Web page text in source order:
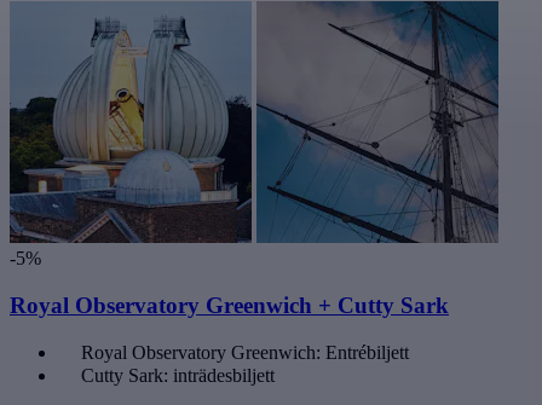
-5%
Royal Observatory Greenwich + Cutty Sark
Royal Observatory Greenwich: Entrébiljett
Cutty Sark: inträdesbiljett